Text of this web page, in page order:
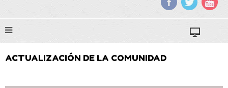
ACTUALIZACIÓN DE LA COMUNIDAD